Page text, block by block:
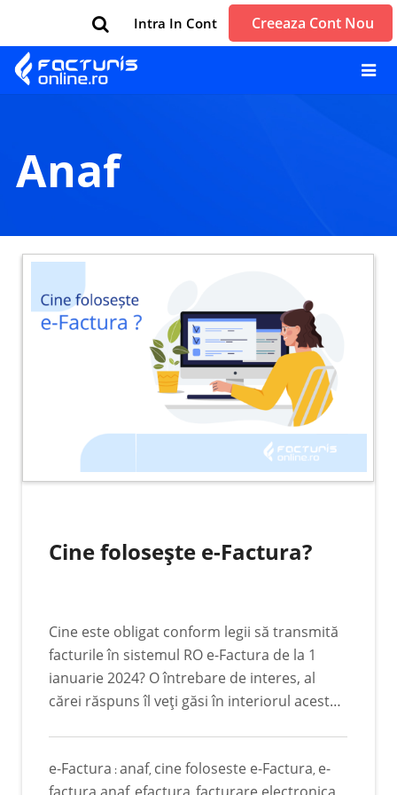
Intra In Cont Creeaza Cont Nou
anaf
Cine folosește e-Factura?
Cine este obligat conform legii să transmită
facturile în sistemul RO e-Factura de la 1
ianuarie 2024? O întrebare de interes, al
cărei răspuns îl veți găsi în interiorul acestui
persoane impozabile definite conform legii,
e-Factura :anaf, cine foloseste e-Factura, e-